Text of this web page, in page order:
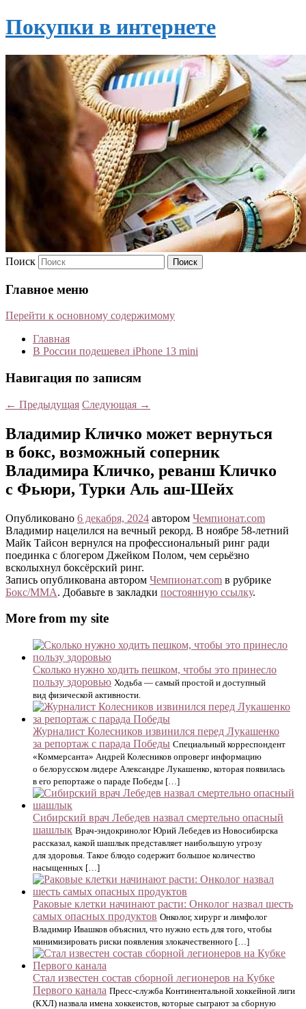
Покупки в интернете
Поиск
Главное меню
Перейти к основному содержимому
Главная
В России подешевел iPhone 13 mini
Навигация по записям
← Предыдущая Следующая →
Владимир Кличко может вернуться
в бокс, возможный соперник
Владимира Кличко, реванш Кличко
с Фьюри, Турки Аль аш-Шейх
Опубликовано 6 декабря, 2024 автором Чемпионат.com
Владимир нацелился на вечный рекорд. В ноябре 58-летний
Майк Тайсон вернулся на профессиональный ринг ради
поединка с блогером Джейком Полом, чем серьёзно
всколыхнул боксёрский ринг.
Запись опубликована автором Чемпионат.com в рубрике
Бокс/MMA. Добавьте в закладки постоянную ссылку.
More from my site
Сколько нужно ходить пешком, чтобы это принесло
пользу здоровью Ходьба — самый простой и доступный
вид физической активности.
Журналист Колесников извинился перед Лукашенко
за репортаж с парада Победы Специальный корреспондент
«Коммерсанта» Андрей Колесников опроверг информацию
о белорусском лидере Александре Лукашенко, которая появилась
в его репортаже о параде Победы […]
Сибирский врач Лебедев назвал смертельно опасный
шашлык Врач-эндокринолог Юрий Лебедев из Новосибирска
рассказал, какой шашлык представляет наибольшую угрозу
для здоровья. Такое блюдо содержит большое количество
насыщенных […]
Раковые клетки начинают расти: Онколог назвал шесть
самых опасных продуктов Онколог, хирург и лимфолог
Владимир Ивашков объяснил, что нужно есть для того, чтобы
минимизировать риски появления злокачественного […]
Стал известен состав сборной легионеров на Кубке
Первого канала Пресс-служба Континентальной хоккейной лиги
(КХЛ) назвала имена хоккеистов, которые сыграют за сборную